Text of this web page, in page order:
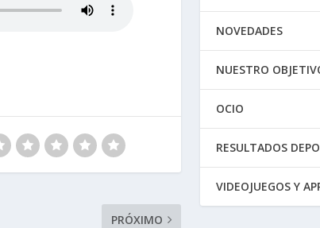
PRÓXIMO
NOVEDADES
NUESTRO
OCIO
RESULTADOS
VIDEOJUEGOS Y